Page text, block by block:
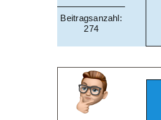
Beitragsanzahl:
274